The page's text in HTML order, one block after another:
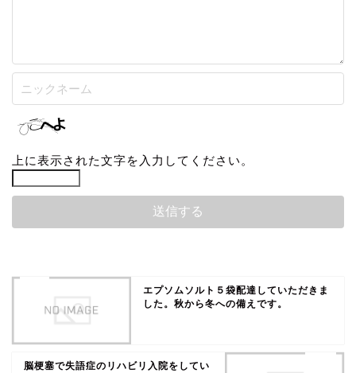
上に表示された文字を入力してください。
エプソムソルト５袋配達していただきま
した。秋から冬への備えです。
脳梗塞で失語症のリハビリ入院をしてい